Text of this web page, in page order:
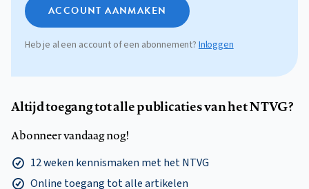
ACCOUNT AANMAKEN
Heb je al een account of een abonnement? Inloggen
Altijd toegang tot alle publicaties van het NTVG?
Abonneer vandaag nog!
12 weken kennismaken met het NTVG
Online toegang tot alle artikelen